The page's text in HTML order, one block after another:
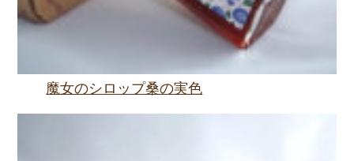
魔女のシロップ桑の実色